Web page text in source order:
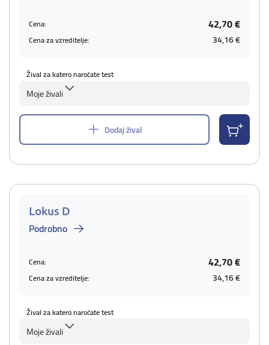
Cena: 42,70 €
Cena za vzreditelje: 34,16 €
Žival za katero naročate test
Moje živali
Dodaj žival
Lokus D
Podrobno
Cena: 42,70 €
Cena za vzreditelje: 34,16 €
Žival za katero naročate test
Moje živali